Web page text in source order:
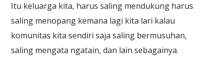
Itu keluarga kita, harus saling mendukung harus
saling menopang kemana lagi kita lari kalau
komunitas kita sendiri saja saling bermusuhan,
saling mengata ngatain, dan lain sebagainya.